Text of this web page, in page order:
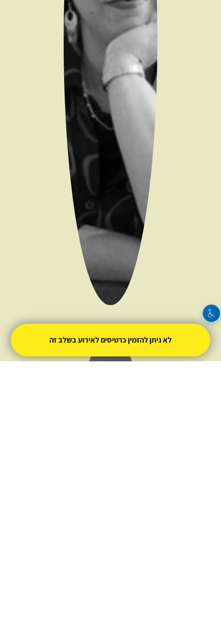
חיה ממן
לא ניתן להזמין כרטיסים לאירוע בשלב זה